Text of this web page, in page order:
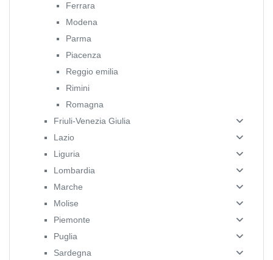
Ferrara
Modena
Parma
Piacenza
Reggio emilia
Rimini
Romagna
Friuli-Venezia Giulia
Lazio
Liguria
Lombardia
Marche
Molise
Piemonte
Puglia
Sardegna